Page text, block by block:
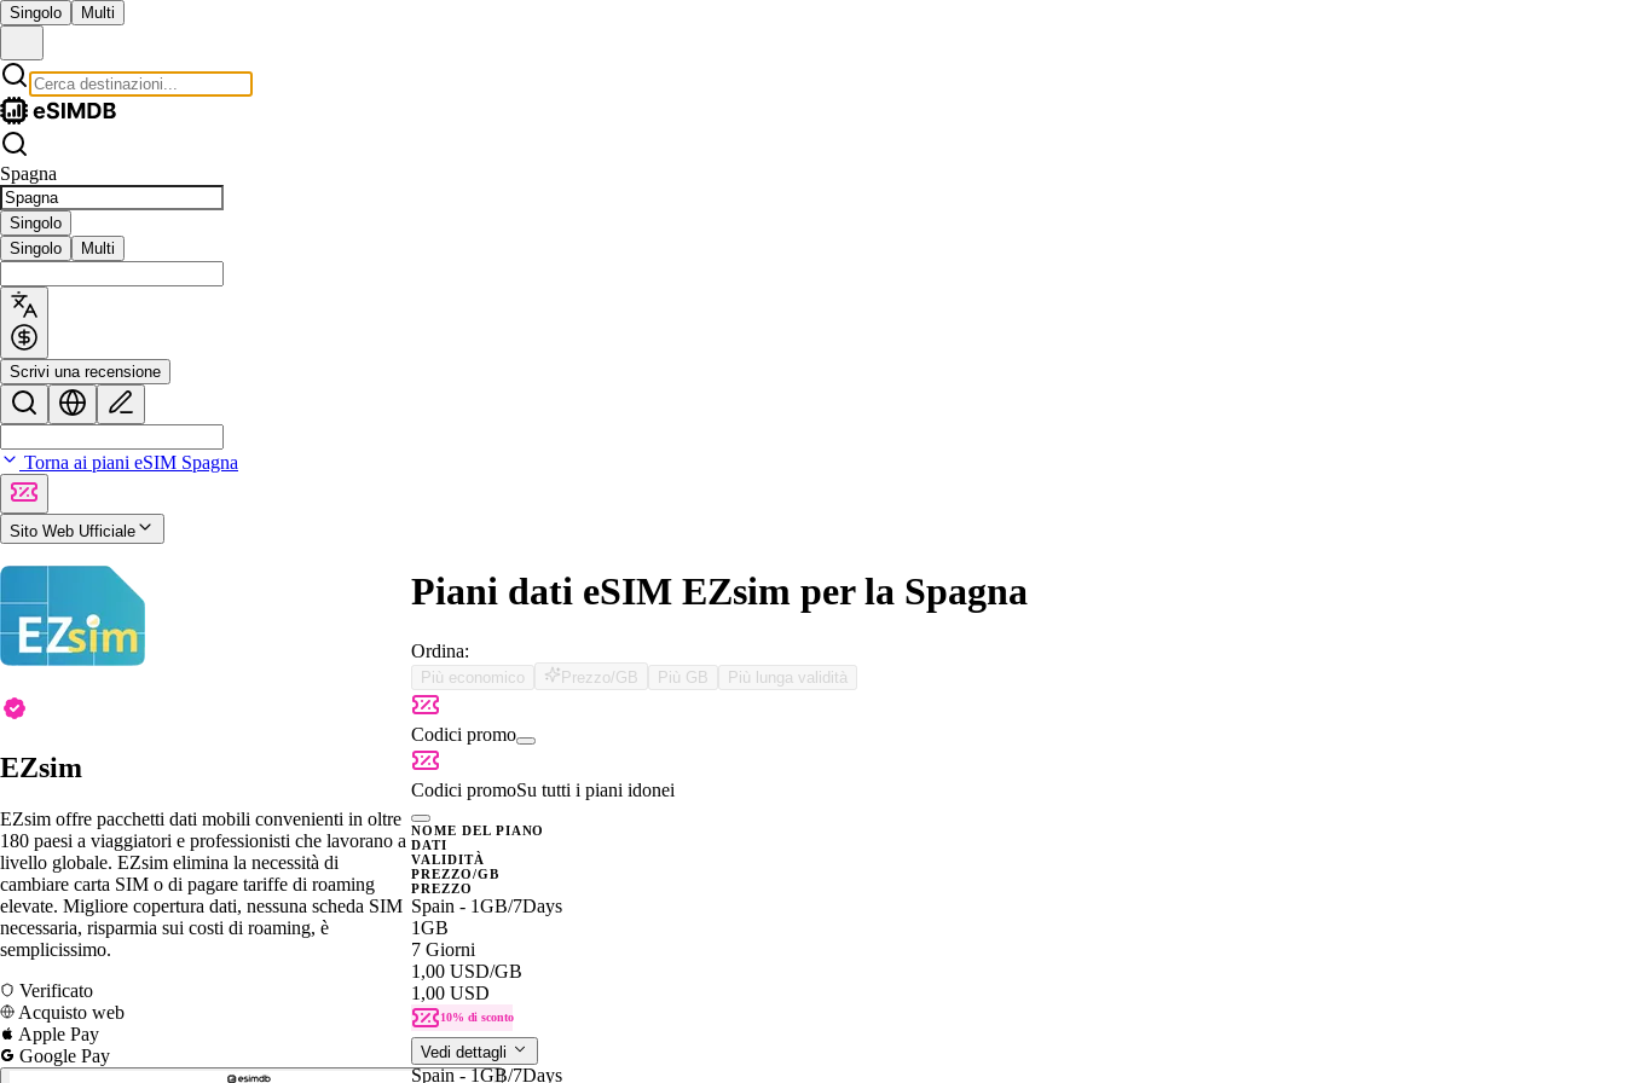
Singolo Multi
Spagna
Singolo
Singolo
Multi
Scrivi una recensione
Torna ai piani eSIM Spagna
Sito Web Ufficiale
EZsim
EZsim offre pacchetti dati mobili convenienti in oltre
180 paesi a viaggiatori e professionisti che lavorano a
livello globale. EZsim elimina la necessità di
cambiare carta SIM o di pagare tariffe di roaming
elevate. Migliore copertura dati, nessuna scheda SIM
necessaria, risparmia sui costi di roaming, è
semplicissimo.
Verificato
Acquisto web
Apple Pay
Google Pay
Piani dati eSIM EZsim per la Spagna
Ordina:
Più economico Prezzo/GB Più GB Più lunga validità
Codici promo
Codici promoSu tutti i piani idonei
NOME DEL PIANO
DATI
VALIDITÀ
PREZZO/GB
PREZZO
Spain - 1GB/7Days
1GB
7 Giorni
1,00 USD/GB
1,00 USD
10% di sconto
Vedi dettagli
Spain - 1GB/7Days